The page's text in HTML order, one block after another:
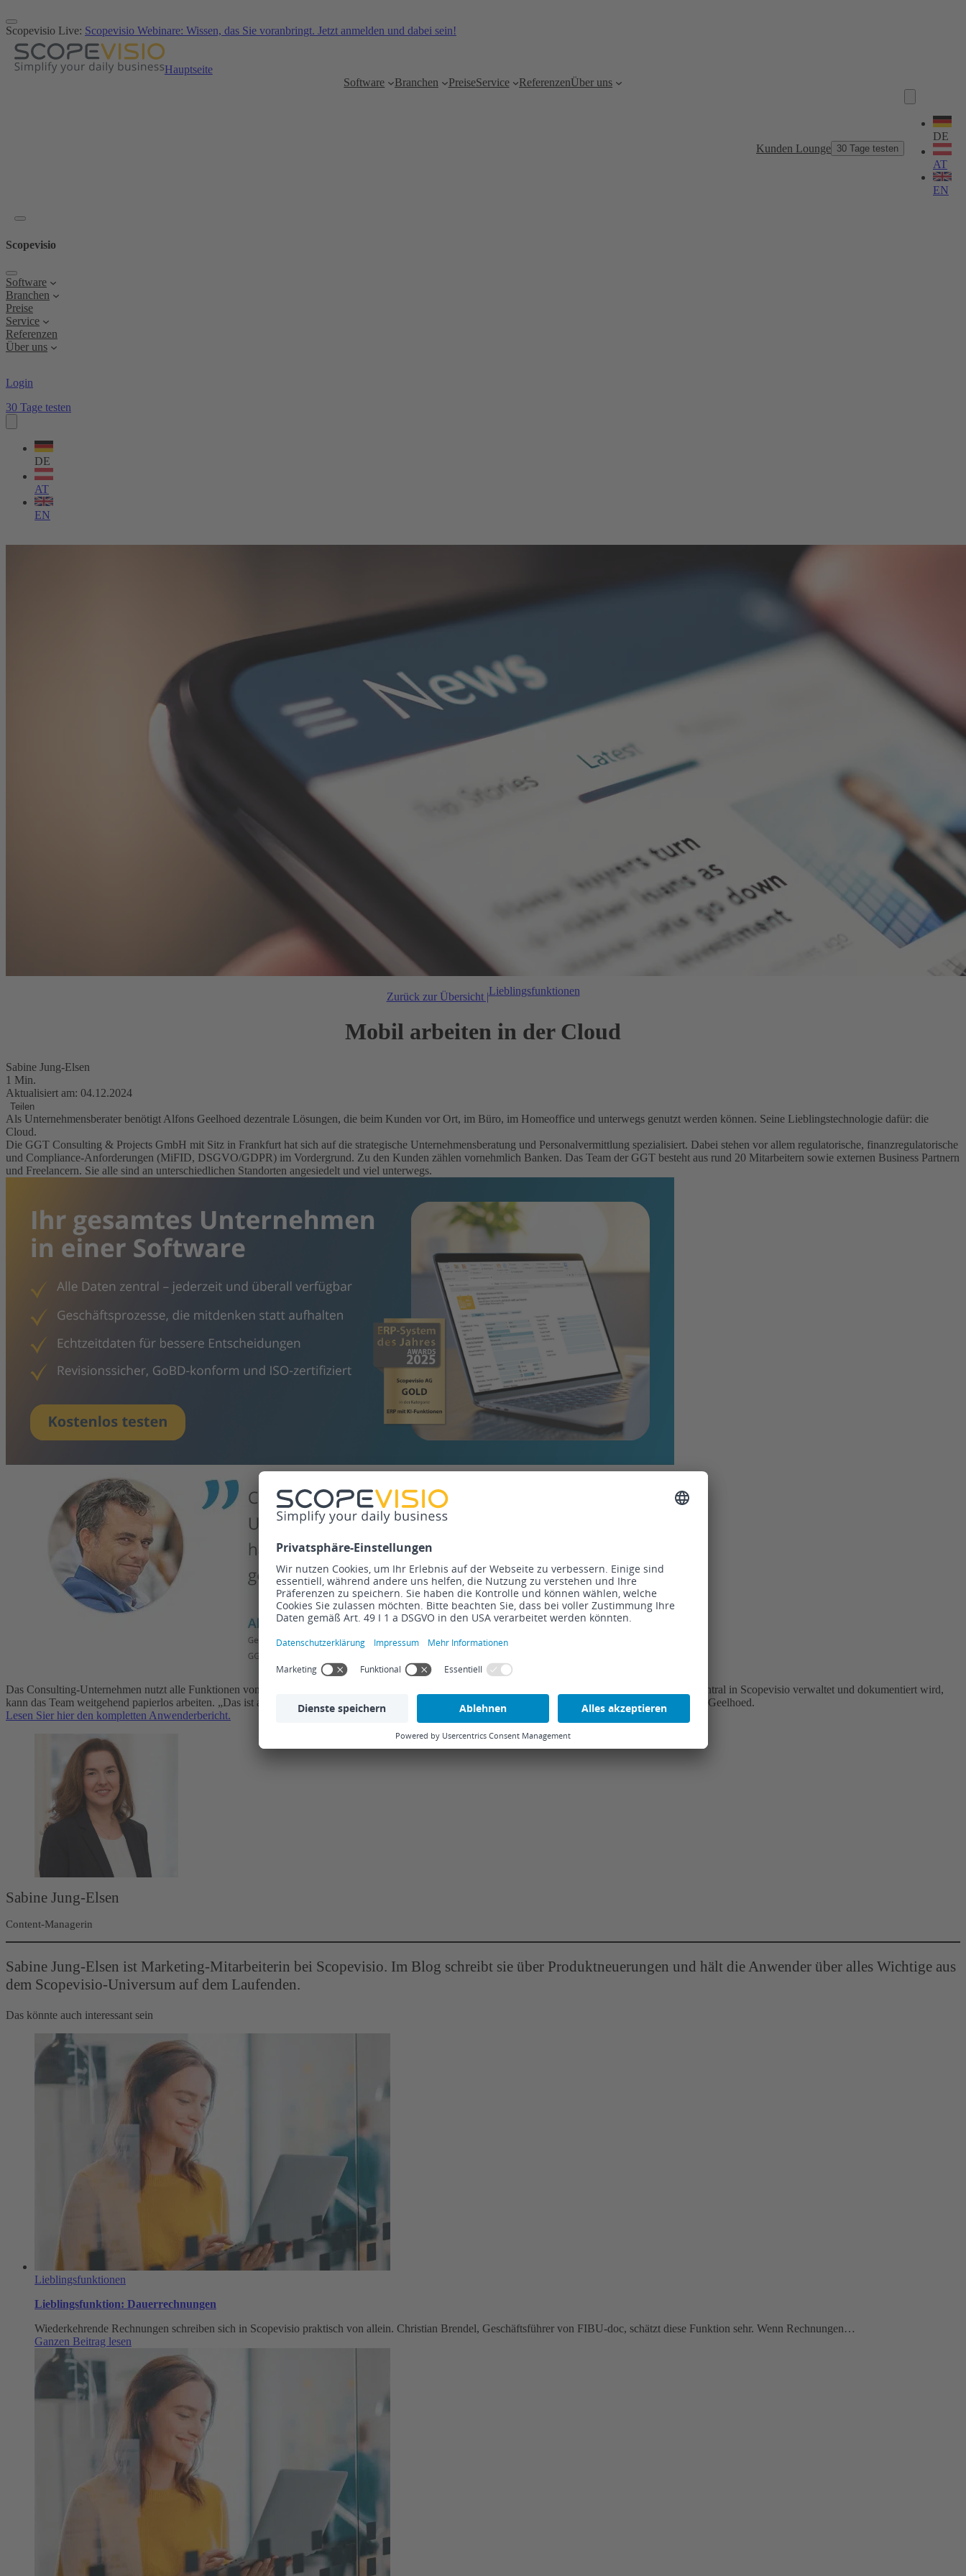
Zum
Inhalt
springen
Scopevisio Live: Scopevisio Webinare: Wissen, das Sie voranbringt. Jetzt anmelden und dabei sein!
Hauptseite
Software
Branchen PreiseService ReferenzenÜber uns
Kunden Lounge 30 Tage testen
Sprache
wählen
DE
AT
EN
Scopevisio
Software
Branchen
Preise
Service
Referenzen
Über uns
Login
30 Tage testen
Sprache
wählen
DE
AT
EN
Zurück zur Übersicht |Lieblingsfunktionen
Mobil arbeiten in der Cloud
Sabine Jung-Elsen
1 Min.
Aktualisiert am: 04.12.2024
Teilen
Als Unternehmensberater benötigt Alfons Geelhoed dezentrale Lösungen, die beim Kunden vor Ort, im Büro, im Homeoffice und unterwegs genutzt werden können. Seine Lieblingstechnologie dafür: die
Cloud.
Die GGT Consulting & Projects GmbH mit Sitz in Frankfurt hat sich auf die strategische Unternehmensberatung und Personalvermittlung spezialisiert. Dabei stehen vor allem regulatorische, finanzregulatorische
und Compliance-Anforderungen (MiFID, DSGVO/GDPR) im Vordergrund. Zu den Kunden zählen vornehmlich Banken. Das Team der GGT besteht aus rund 20 Mitarbeitern sowie externen Business Partnern
und Freelancern. Sie alle sind an unterschiedlichen Standorten angesiedelt und viel unterwegs.
Das Consulting-Unternehmen nutzt alle Funktionen von Scopevisio – vom Erstkundenkontakt bis hin zur Rechnungsstellung und Verbuchung. Da alles zentral in Scopevisio verwaltet und dokumentiert wird,
kann das Team weitgehend papierlos arbeiten. „Das ist außerdem sehr effizient, denn es entstehen keine Medienbrüche in unserer täglichen Arbeit“, erklärt Geelhoed.
Lesen Sier hier den kompletten Anwenderbericht.
Sabine Jung-Elsen
Content-Managerin
Sabine Jung-Elsen ist Marketing-Mitarbeiterin bei Scopevisio. Im Blog schreibt sie über Produktneuerungen und hält die Anwender über alles Wichtige aus
dem Scopevisio-Universum auf dem Laufenden.
Das könnte auch interessant sein
Lieblingsfunktionen
Lieblingsfunktion: Dauerrechnungen
Wiederkehrende Rechnungen schreiben sich in Scopevisio praktisch von allein. Christian Brendel, Geschäftsführer von FIBU-doc, schätzt diese Funktion sehr. Wenn Rechnungen…
Ganzen Beitrag lesen
Lieblingsfunktion:
Dauerrechnungen